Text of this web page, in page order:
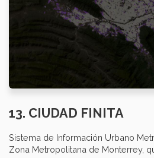
13. CIUDAD FINITA
Sistema de Información Urbano
Zona Metropolitana de Monterrey,